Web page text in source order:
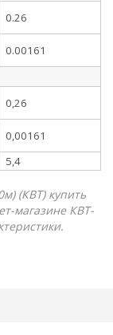
0.26
0.00161
0,26
0,00161
5,4
(КВТ) купить
магазине КВТ-